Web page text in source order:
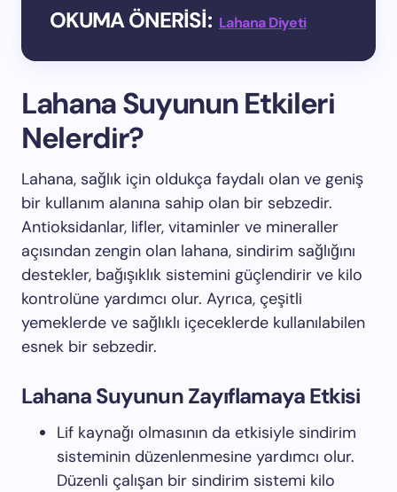
OKUMA ÖNERİSİ: Lahana Diyeti
Lahana Suyunun Etkileri
Nelerdir?
Lahana, sağlık için oldukça faydalı olan ve geniş
bir kullanım alanına sahip olan bir sebzedir.
Antioksidanlar, lifler, vitaminler ve mineraller
açısından zengin olan lahana, sindirim sağlığını
destekler, bağışıklık sistemini güçlendirir ve kilo
kontrolüne yardımcı olur. Ayrıca, çeşitli
yemeklerde ve sağlıklı içeceklerde kullanılabilen
esnek bir sebzedir.
Lahana Suyunun Zayıflamaya Etkisi
Lif kaynağı olmasının da etkisiyle sindirim
sisteminin düzenlenmesine yardımcı olur.
Düzenli çalışan bir sindirim sistemi kilo